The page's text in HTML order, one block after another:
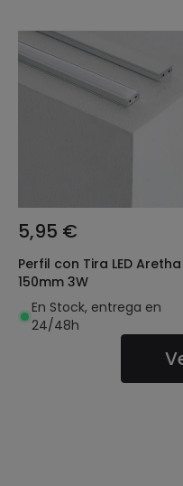
5,95 €
Perfil con Tira LED Aretha
150mm 3W
En Stock, entrega en
24/48h